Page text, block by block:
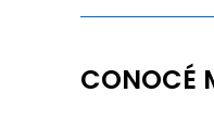
CONOCÉ